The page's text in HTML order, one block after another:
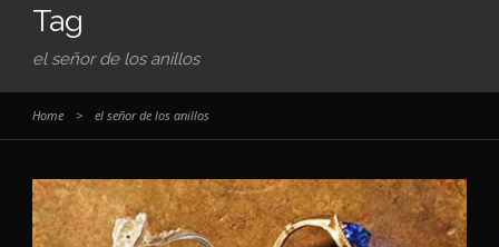
Tag
el señor de los anillos
Home > el señor de los anillos